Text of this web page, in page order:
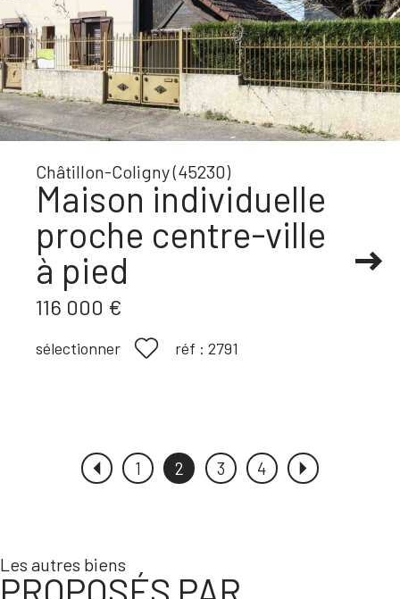
Châtillon-Coligny (45230)
Maison individuelle
proche centre-ville
à pied
116 000 €
sélectionner réf :2791
1 2 3 4
Les autres biens